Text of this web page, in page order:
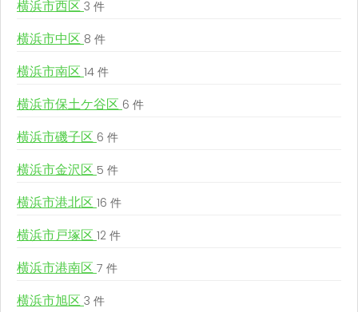
横浜市西区 3 件
横浜市中区 8 件
横浜市南区 14 件
横浜市保土ケ谷区 6 件
横浜市磯子区 6 件
横浜市金沢区 5 件
横浜市港北区 16 件
横浜市戸塚区 12 件
横浜市港南区 7 件
横浜市旭区 3 件